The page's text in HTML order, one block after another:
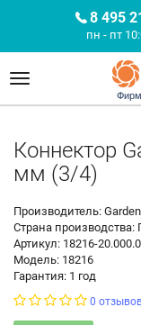
8 495
пн - пт
Коннектор
мм (3/4)
Производитель:
Страна производства:
Артикул: 18216-
Модель: 18216
Гарантия: 1 год
0